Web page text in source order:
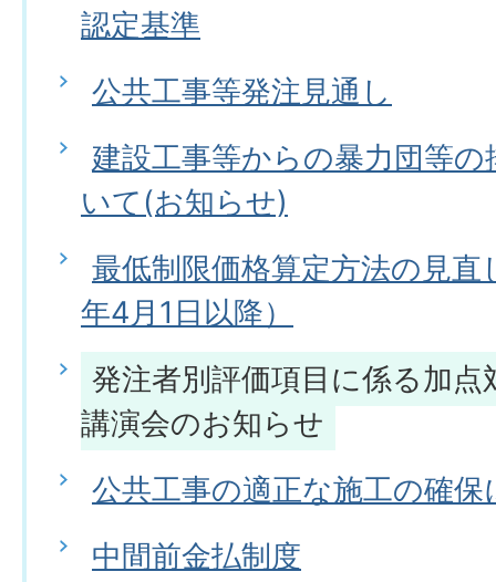
認定基準
公共工事等発注見通し
建設工事等からの暴力団等
いて(お知らせ)
最低制限価格算定方法の見
年4月1日以降）
発注者別評価項目に係る加
講演会のお知らせ
公共工事の適正な施工の確保
中間前金払制度